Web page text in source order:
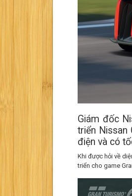
Giám đốc
triển Nissan
điện và có
Khi được hỏi về
triển cho game